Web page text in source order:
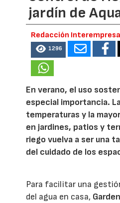
jardín de
Redacción
1296
En verano, el uso
especial importancia.
temperaturas y la
en jardines, patios y
riego vuelva a ser una
del cuidado de los
Para facilitar una
del agua en casa,